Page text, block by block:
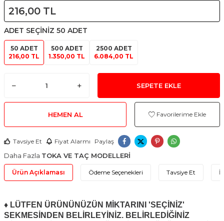
216,00 TL
ADET SEÇİNİZ 50 ADET
50 ADET
216,00 TL
500 ADET
1.350,00 TL
2500 ADET
6.084,00 TL
SEPETE EKLE
HEMEN AL Favorilerime Ekle
Tavsiye Et Fiyat Alarmı Paylaş
Daha Fazla TOKA VE TAÇ MODELLERİ
Ürün Açıklaması Ödeme Seçenekleri Tavsiye Et
♦ LÜTFEN ÜRÜNÜNÜZÜN MİKTARINI 'SEÇİNİZ'
SEKMESİNDEN BELİRLEYİNİZ. BELİRLEDİĞİNİZ